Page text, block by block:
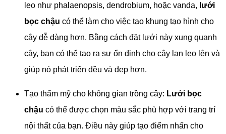
leo như phalaenopsis, dendrobium, hoặc vanda, lưới
bọc chậu có thể làm cho việc tạo khung tạo hình cho
cây dễ dàng hơn. Bằng cách đặt lưới này xung quanh
cây, bạn có thể tạo ra sự ổn định cho cây lan leo lên và
giúp nó phát triển đều và đẹp hơn.
Tạo thẩm mỹ cho không gian trồng cây: Lưới bọc
chậu có thể được chọn màu sắc phù hợp với trang trí
nội thất của bạn. Điều này giúp tạo điểm nhấn cho